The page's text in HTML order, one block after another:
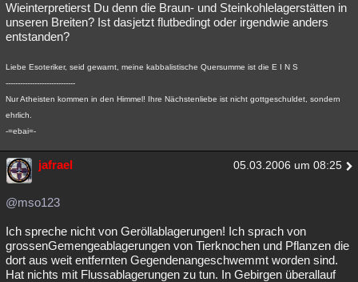
Wieinterpretierst Du denn die Braun- und Steinkohlelagerstätten in
unseren Breiten? Ist dasjetzt flutbedingt oder irgendwie anders
entstanden?
Liebe Esoteriker, seid gewarnt, meine kabbalistische Quersumme ist die E I N S
-----------------------------
Nur Atheisten kommen in den Himmel! Ihre Nächstenliebe ist nicht gottgeschuldet, sondern
ehrlich.
-=ebai=-
jafrael 05.03.2006 um 08:25
@mso123
Ich spreche nicht von Geröllablagerungen! Ich sprach von
grossenGemengeablagerungen von Tierknochen und Pflanzen die
dort aus weit entfernten Gegendenangeschwemmt worden sind.
Hat nichts mit Flussablagerungen zu tun. In Gebirgen überallauf